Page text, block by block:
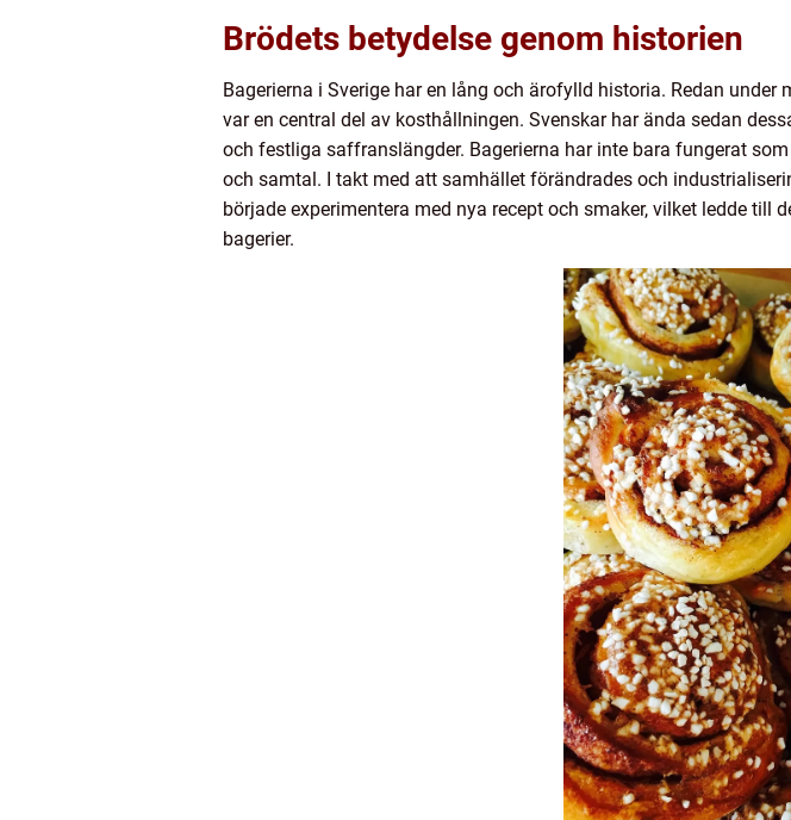
Brödets betydelse genom historien
Bagerierna i Sverige har en lång och ärofylld historia. Redan
var en central del av kosthållningen. Svenskar har ända sedan
och festliga saffranslängder. Bagerierna har inte bara fungerat
och samtal. I takt med att samhället förändrades och
började experimentera med nya recept och smaker, vilket ledde till
bagerier.